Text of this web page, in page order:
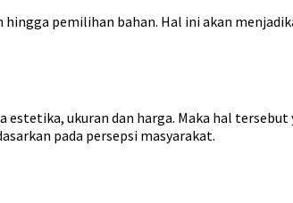
pemilihan bahan. Hal ini akan
ukuran dan harga. Maka hal tersebut
pada persepsi masyarakat.